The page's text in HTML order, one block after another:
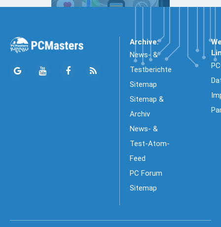
Archive:
News- &
Testberichte
Sitemap
Sitemap &
Archiv
News- &
Test-Atom-
Feed
PC Forum
Sitemap